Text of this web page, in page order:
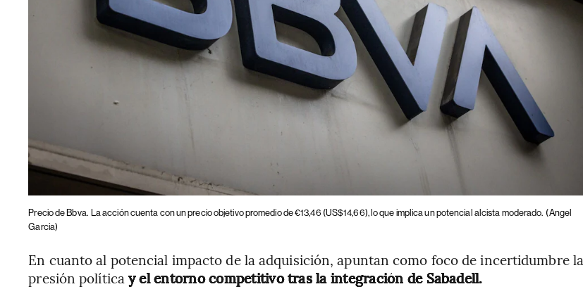
Precio de Bbva. La acción cuenta con un precio objetivo promedio de €13,46 (US$14,66), lo que implica un potencial alcista moderado. (Angel
Garcia)
En cuanto al potencial impacto de la adquisición, apuntan como foco de incertidumbre la
presión políticay el entorno competitivo tras la integración de Sabadell.